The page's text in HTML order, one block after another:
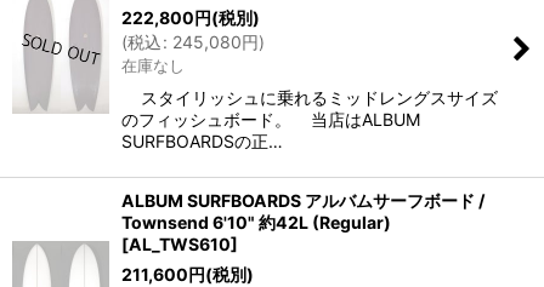
222,800円(税別)
(税込: 245,080円)
在庫なし
スタイリッシュに乗れるミッドレングスサイズ
のフィッシュボード。 当店はALBUM
SURFBOARDSの正…
ALBUM SURFBOARDS アルバムサーフボード /
Townsend 6'10" 約42L (Regular)
[AL_TWS610]
211,600円(税別)